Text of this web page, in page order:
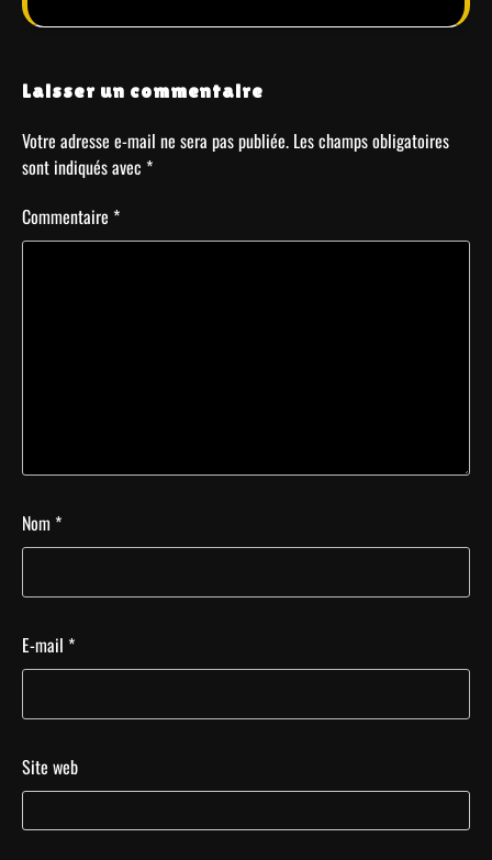
Laisser un commentaire
Votre adresse e-mail ne sera pas publiée. Les champs obligatoires
sont indiqués avec *
Commentaire *
Nom *
E-mail *
Site web